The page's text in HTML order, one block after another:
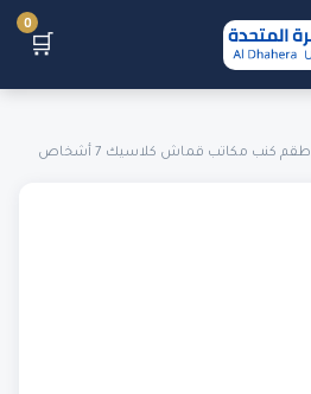
🛒
0
طقم كنب مكاتب قماش كلاسيك 7 أشخاص